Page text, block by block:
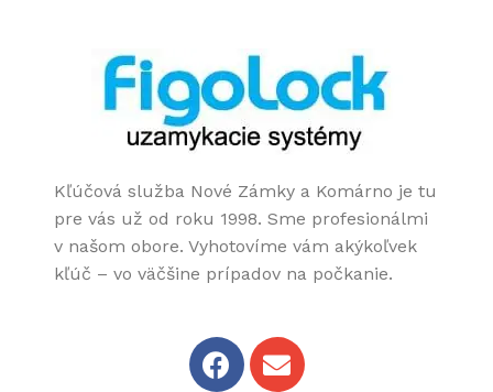
Kľúčová služba Nové Zámky a Komárno je tu
pre vás už od roku 1998. Sme profesionálmi
v našom obore. Vyhotovíme vám akýkoľvek
kľúč – vo väčšine prípadov na počkanie.